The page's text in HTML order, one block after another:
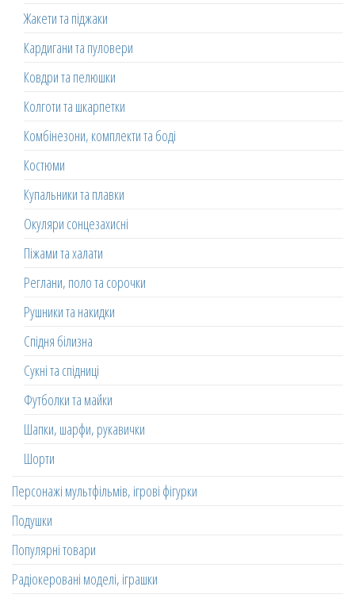
Жакети та піджаки
Кардигани та пуловери
Ковдри та пелюшки
Колготи та шкарпетки
Комбінезони, комплекти та боді
Костюми
Купальники та плавки
Окуляри сонцезахисні
Піжами та халати
Реглани, поло та сорочки
Рушники та накидки
Спідня білизна
Сукні та спідниці
Футболки та майки
Шапки, шарфи, рукавички
Шорти
Персонажі мультфільмів, ігрові фігурки
Подушки
Популярні товари
Радіокеровані моделі, іграшки